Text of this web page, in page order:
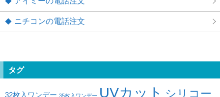
ニチコンの電話注文
タグ
32枚入ワンデー 35枚入ワンデー UVカット シリコー